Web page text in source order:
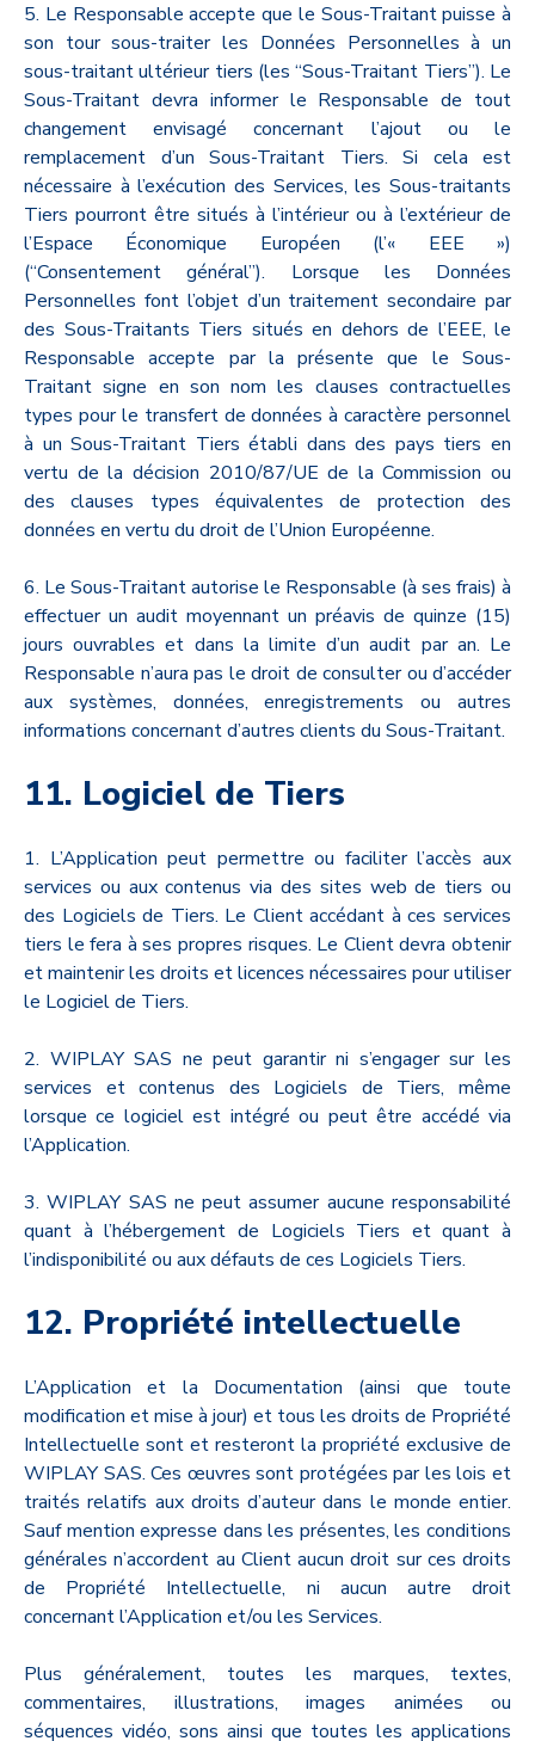
5. Le Responsable accepte que le Sous-Traitant puisse à
son tour sous-traiter les Données Personnelles à un
sous-traitant ultérieur tiers (les “Sous-Traitant Tiers”). Le
Sous-Traitant devra informer le Responsable de tout
changement envisagé concernant l’ajout ou le
remplacement d’un Sous-Traitant Tiers. Si cela est
nécessaire à l’exécution des Services, les Sous-traitants
Tiers pourront être situés à l’intérieur ou à l’extérieur de
l’Espace Économique Européen (l’« EEE »)
(“Consentement général”). Lorsque les Données
Personnelles font l’objet d’un traitement secondaire par
des Sous-Traitants Tiers situés en dehors de l’EEE, le
Responsable accepte par la présente que le Sous-
Traitant signe en son nom les clauses contractuelles
types pour le transfert de données à caractère personnel
à un Sous-Traitant Tiers établi dans des pays tiers en
vertu de la décision 2010/87/UE de la Commission ou
des clauses types équivalentes de protection des
données en vertu du droit de l’Union Européenne.
6. Le Sous-Traitant autorise le Responsable (à ses frais) à
effectuer un audit moyennant un préavis de quinze (15)
jours ouvrables et dans la limite d’un audit par an. Le
Responsable n’aura pas le droit de consulter ou d’accéder
aux systèmes, données, enregistrements ou autres
informations concernant d’autres clients du Sous-Traitant.
11. Logiciel de Tiers
1. L’Application peut permettre ou faciliter l’accès aux
services ou aux contenus via des sites web de tiers ou
des Logiciels de Tiers. Le Client accédant à ces services
tiers le fera à ses propres risques. Le Client devra obtenir
et maintenir les droits et licences nécessaires pour utiliser
le Logiciel de Tiers.
2. WIPLAY SAS ne peut garantir ni s’engager sur les
services et contenus des Logiciels de Tiers, même
lorsque ce logiciel est intégré ou peut être accédé via
l’Application.
3. WIPLAY SAS ne peut assumer aucune responsabilité
quant à l’hébergement de Logiciels Tiers et quant à
l’indisponibilité ou aux défauts de ces Logiciels Tiers.
12. Propriété intellectuelle
L’Application et la Documentation (ainsi que toute
modification et mise à jour) et tous les droits de Propriété
Intellectuelle sont et resteront la propriété exclusive de
WIPLAY SAS. Ces œuvres sont protégées par les lois et
traités relatifs aux droits d’auteur dans le monde entier.
Sauf mention expresse dans les présentes, les conditions
générales n’accordent au Client aucun droit sur ces droits
de Propriété Intellectuelle, ni aucun autre droit
concernant l’Application et/ou les Services.
Plus généralement, toutes les marques, textes,
commentaires, illustrations, images animées ou
séquences vidéo, sons ainsi que toutes les applications